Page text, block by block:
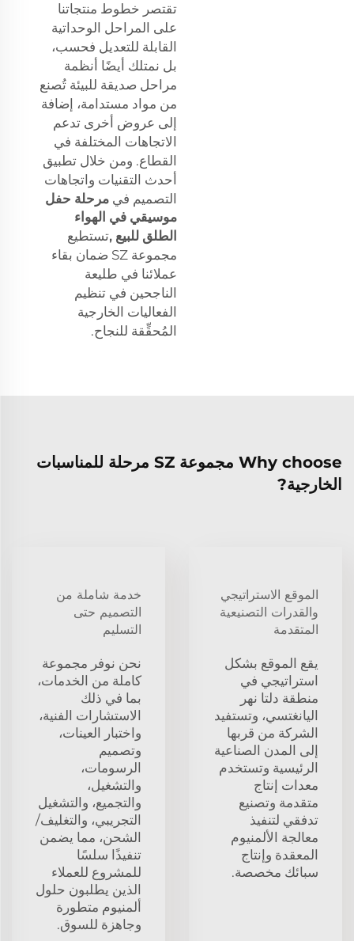
تقتصر خطوط منتجاتنا
على المراحل الوحداتية
القابلة للتعديل فحسب،
بل نمتلك أيضًا أنظمة
مراحل صديقة للبيئة تُصنع
من مواد مستدامة، إضافة
إلى عروض أخرى تدعم
الاتجاهات المختلفة في
القطاع. ومن خلال تطبيق
أحدث التقنيات واتجاهات
التصميم في مرحلة حفل
موسيقي في الهواء
الطلق للبيع ,تستطيع
مجموعة SZ ضمان بقاء
عملائنا في طليعة
الناجحين في تنظيم
الفعاليات الخارجية
المُحقِّقة للنجاح.
Why choose مجموعة SZ مرحلة للمناسبات
الخارجية?
الموقع الاستراتيجي
والقدرات التصنيعية
المتقدمة
يقع الموقع بشكل
استراتيجي في
منطقة دلتا نهر
اليانغتسي، وتستفيد
الشركة من قربها
إلى المدن الصناعية
الرئيسية وتستخدم
معدات إنتاج
متقدمة وتصنيع
تدفقي لتنفيذ
معالجة الألمنيوم
المعقدة وإنتاج
سبائك مخصصة.
خدمة شاملة من
التصميم حتى
التسليم
نحن نوفر مجموعة
كاملة من الخدمات،
بما في ذلك
الاستشارات الفنية،
واختبار العينات،
وتصميم
الرسومات،
والتشغيل،
والتجميع، والتشغيل
التجريبي، والتغليف/
الشحن، مما يضمن
تنفيذًا سلسًا
للمشروع للعملاء
الذين يطلبون حلول
ألمنيوم متطورة
وجاهزة للسوق.